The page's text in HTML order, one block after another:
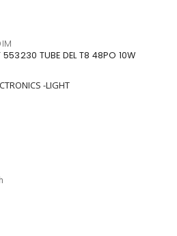
553230 TUBE DEL T8 48PO 10W
-LIGHT